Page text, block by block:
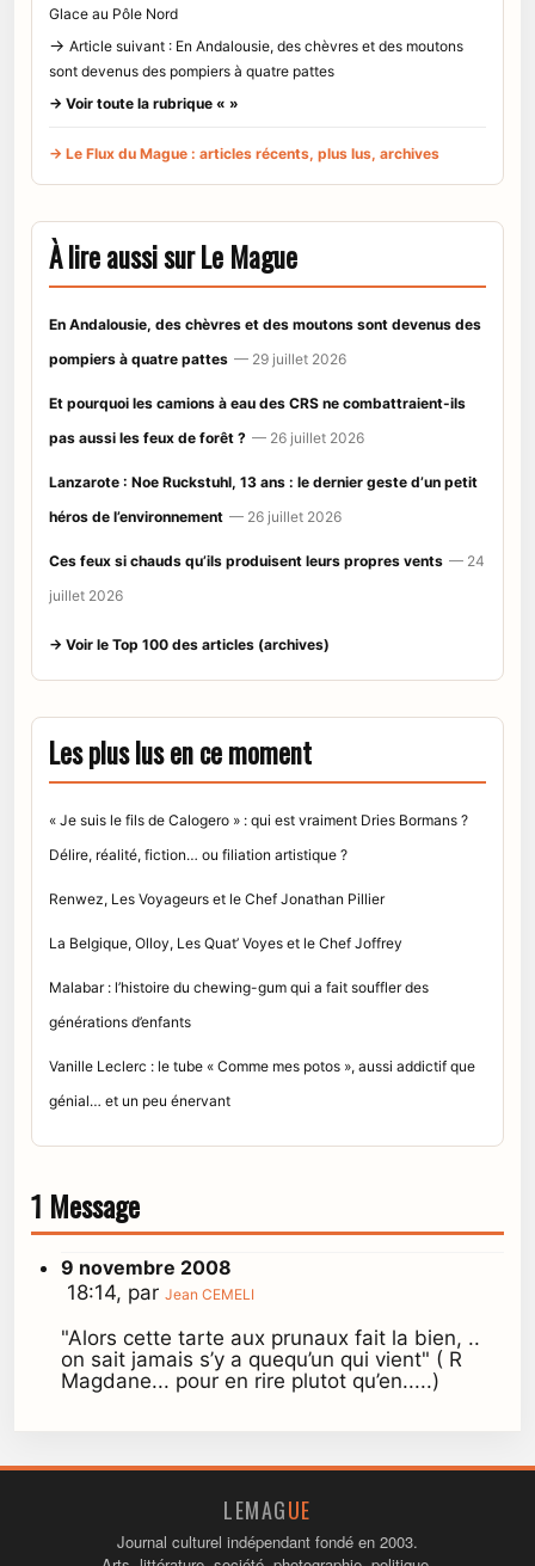
Glace au Pôle Nord
→ Article suivant : En Andalousie, des chèvres et des moutons
sont devenus des pompiers à quatre pattes
→ Voir toute la rubrique « »
→ Le Flux du Mague : articles récents, plus lus, archives
À lire aussi sur Le Mague
En Andalousie, des chèvres et des moutons sont devenus des
pompiers à quatre pattes — 29 juillet 2026
Et pourquoi les camions à eau des CRS ne combattraient-ils
pas aussi les feux de forêt ? — 26 juillet 2026
Lanzarote : Noe Ruckstuhl, 13 ans : le dernier geste d’un petit
héros de l’environnement — 26 juillet 2026
Ces feux si chauds qu’ils produisent leurs propres vents — 24
juillet 2026
→ Voir le Top 100 des articles (archives)
Les plus lus en ce moment
« Je suis le fils de Calogero » : qui est vraiment Dries Bormans ?
Délire, réalité, fiction… ou filiation artistique ?
Renwez, Les Voyageurs et le Chef Jonathan Pillier
La Belgique, Olloy, Les Quat’ Voyes et le Chef Joffrey
Malabar : l’histoire du chewing-gum qui a fait souffler des
générations d’enfants
Vanille Leclerc : le tube « Comme mes potos », aussi addictif que
génial… et un peu énervant
1 Message
9 novembre 2008
18:14, par Jean CEMELI
"Alors cette tarte aux prunaux fait la bien, ..
on sait jamais s’y a quequ’un qui vient" ( R
Magdane... pour en rire plutot qu’en.....)
LEMAGUE
Journal culturel indépendant fondé en 2003.